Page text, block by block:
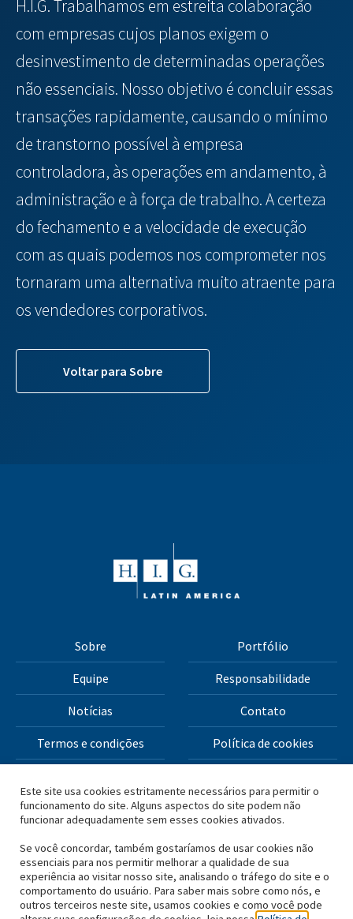
H.I.G. Trabalhamos em estreita colaboração
com empresas cujos planos exigem o
desinvestimento de determinadas operações
não essenciais. Nosso objetivo é concluir essas
transações rapidamente, causando o mínimo
de transtorno possível à empresa
controladora, às operações em andamento, à
administração e à força de trabalho. A certeza
do fechamento e a velocidade de execução
com as quais podemos nos comprometer nos
tornaram uma alternativa muito atraente para
os vendedores corporativos.
Voltar para Sobre
Sobre Portfólio
Equipe Responsabilidade
Notícias Contato
Termos e condições Política de cookies
Todos os materiais deste site Copyright © 2026 H.I.G.
Capital, LLC
*Com base no capital total levantado pela H.I.G. Capital e
suas afiliadas.
Este site usa cookies estritamente necessários para permitir o
funcionamento do site. Alguns aspectos do site podem não
funcionar adequadamente sem esses cookies ativados.
Se você concordar, também gostaríamos de usar cookies não
essenciais para nos permitir melhorar a qualidade de sua
experiência ao visitar nosso site, analisando o tráfego do site e o
comportamento do usuário. Para saber mais sobre como nós, e
outros terceiros neste site, usamos cookies e como você pode